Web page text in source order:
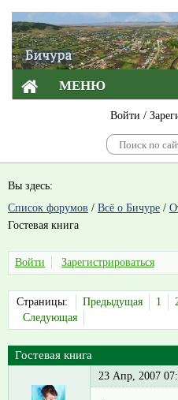
МЕНЮ
Войти /
Вы здесь:
Список форумов / Всё о Бичуре /
Гостевая книга
Войти Зарегистрироваться
Страницы: Предыдущая 1
Следующая
Гостевая книга
23 Апр, 2007